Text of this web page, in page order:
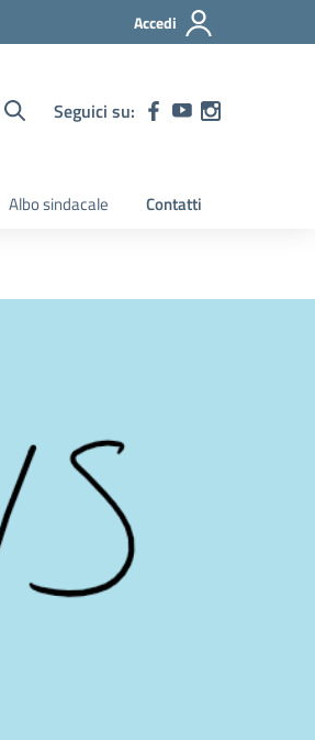
Accedi
Seguici su:
Albo sindacale Contatti